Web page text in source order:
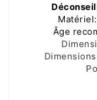
Âge
Dimensions